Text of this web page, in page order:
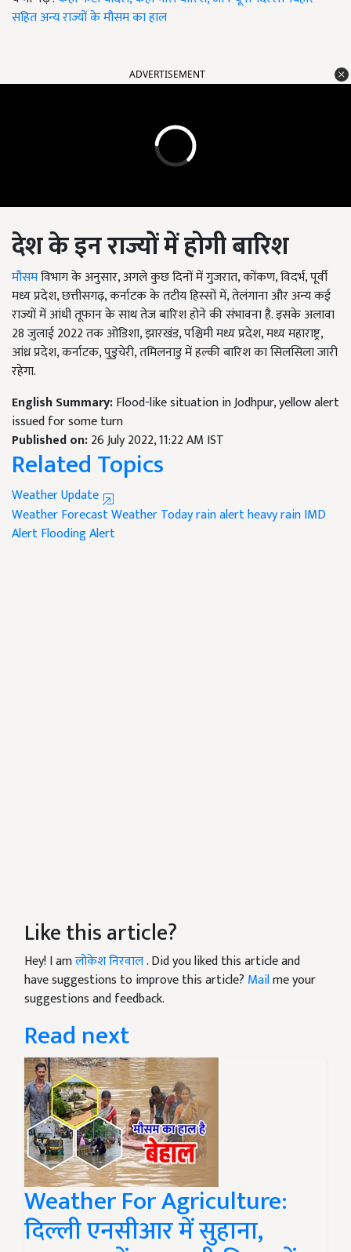
सहित अन्य राज्यों के मौसम का हाल
ADVERTISEMENT
देश के इन राज्यों में होगी बारिश
मौसमविभाग के अनुसार, अगले कुछ दिनों में गुजरात, कोंकण, विदर्भ, पूर्वी
मध्य प्रदेश, छत्तीसगढ़, कर्नाटक के तटीय हिस्सों में, तेलंगाना और अन्य कई
राज्यों में आंधी तूफान के साथ तेज बारिश होने की संभावना है. इसके अलावा
28 जुलाई 2022 तक ओडिशा, झारखंड, पश्चिमी मध्य प्रदेश, मध्य महाराष्ट्र,
आंध्र प्रदेश, कर्नाटक, पुडुचेरी, तमिलनाडु में हल्की बारिश का सिलसिला जारी
रहेगा.
English Summary:Flood-like situation in Jodhpur, yellow alert
issued for some turn
Published on:26 July 2022, 11:22 AM IST
Related Topics
Weather Update
Weather ForecastWeather Todayrain alert heavy rainIMD
AlertFlooding Alert
Like this article?
Hey! I amलोकेश निरवाल. Did you liked this article and
have suggestions to improve this article? Mailme your
suggestions and feedback.
Read next
Weather For Agriculture:
दिल्ली एनसीआर में सुहाना,